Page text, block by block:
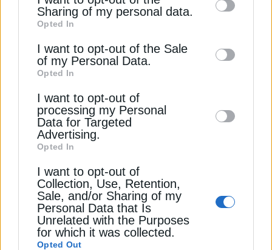
information by third parties on the IAB’s list
of downstream participants. This
information may also be disclosed by us to
third parties on theIAB’s List of
Downstream Participants
disclose it to other third parties.
Sharing of my personal data.
Opted In
I want to opt-out of the Sale
of my Personal Data.
Opted In
I want to opt-out of
processing my Personal
Data for Targeted
Advertising.
Opted In
I want to opt-out of
Collection, Use, Retention,
Sale, and/or Sharing of my
Personal Data that Is
Unrelated with the Purposes
for which it was collected.
Opted Out
ΠΕΡΙΒΑΛΛΟΝ
Καμπανάκι από EEA: Τριπλή
περιβαλλοντική κρίση, απειλείται το 81%
των οικοτόπων
20 Απριλίου 2025